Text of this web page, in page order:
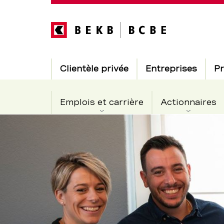
Transmettre
son
entreprise
Hauptnavigation
Clientèle privée Entreprises
Emplois et carrière Actionnaires
navigation
service